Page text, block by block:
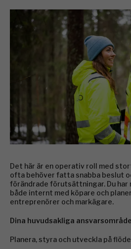
Det här är en operativ roll med
ofta behöver fatta snabba beslut
förändrade förutsättningar. Du har
både internt med köpare och
entreprenörer och markägare.
Dina huvudsakliga
Planera, styra och utveckla på